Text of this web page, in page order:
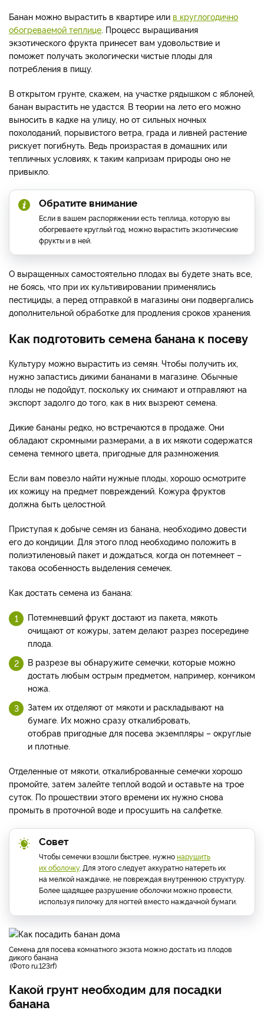
Банан можно вырастить в квартире или в круглогодично
обогреваемой теплице . Процесс выращивания
экзотического фрукта принесет вам удовольствие и
поможет получать экологически чистые плоды для
потребления в пищу.
В открытом грунте, скажем, на участке рядышком с яблоней,
банан вырастить не удастся. В теории на лето его можно
выносить в кадке на улицу, но от сильных ночных
похолоданий, порывистого ветра, града и ливней растение
рискует погибнуть. Ведь произрастая в домашних или
тепличных условиях, к таким капризам природы оно не
привыкло.
Обратите внимание
Если в вашем распоряжении есть теплица, которую вы
обогреваете круглый год, можно вырастить экзотические
фрукты и в ней.
О выращенных самостоятельно плодах вы будете знать все,
не боясь, что при их культивировании применялись
пестициды, а перед отправкой в магазины они подвергались
дополнительной обработке для продления сроков хранения.
Как подготовить семена банана к посеву
Культуру можно вырастить из семян. Чтобы получить их,
нужно запастись дикими бананами в магазине. Обычные
плоды не подойдут, поскольку их снимают и отправляют на
экспорт задолго до того, как в них вызреют семена.
Дикие бананы редко, но встречаются в продаже. Они
обладают скромными размерами, а в их мякоти содержатся
семена темного цвета, пригодные для размножения.
Если вам повезло найти нужные плоды, хорошо осмотрите
их кожицу на предмет повреждений. Кожура фруктов
должна быть целостной.
Приступая к добыче семян из банана, необходимо довести
его до кондиции. Для этого плод необходимо положить в
полиэтиленовый пакет и дождаться, когда он потемнеет –
такова особенность выделения семечек.
Как достать семена из банана:
Потемневший фрукт достают из пакета, мякоть
очищают от кожуры, затем делают разрез посередине
плода.
В разрезе вы обнаружите семечки, которые можно
достать любым острым предметом, например, кончиком
ножа.
Затем их отделяют от мякоти и раскладывают на
бумаге. Их можно сразу откалибровать,
отобрав пригодные для посева экземпляры – округлые
и плотные.
Отделенные от мякоти, откалиброванные семечки хорошо
промойте, затем залейте теплой водой и оставьте на трое
суток. По прошествии этого времени их нужно снова
промыть в проточной воде и просушить на салфетке.
Совет
Чтобы семечки взошли быстрее, нужнонарушить
их оболочку. Для этого следует аккуратно натереть их
на мелкой наждачке, не повреждая внутреннюю структуру.
Более щадящее разрушение оболочки можно провести,
используя пилочку для ногтей вместо наждачной бумаги.
семена для посева комнатного экзота можно достать из плодов
дикого банана
Фото ru.123rf
Какой грунт необходим для посадки
банана